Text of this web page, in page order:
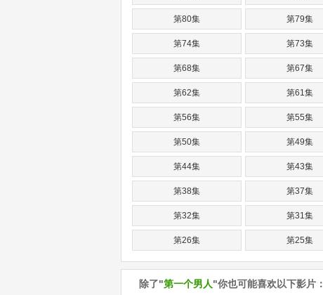
第80集 第79集
第74集 第73集
第68集 第67集
第62集 第61集
第56集 第55集
第50集 第49集
第44集 第43集
第38集 第37集
第32集 第31集
第26集 第25集
第20集 第19集
第14集 第13集
除了"第一个男人"你也可能喜欢以下影片：